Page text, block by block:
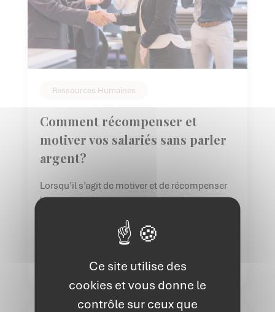
Ressources Humaines
Comment récompenser et
motiver vos salariés sans parler
argent?
Lorsqu’il s’agit de motiver et de récompenser
les salariés, l’augmentation de salaire
existe bien d’autres moyens qui, à en croire les
études en matière d’attentes des travailleurs,
sont des leviers on ne peut plus efficaces !
Voyons ça de plus près. Pourquoi est-ce
important de récompenser et motiver les […]
Ce site utilise des
cookies et vous donne le
contrôle sur ceux que